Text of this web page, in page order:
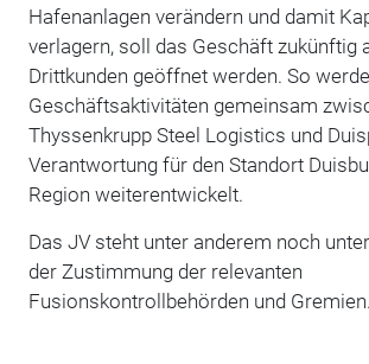
Hafenanlagen verändern und damit
verlagern, soll das Geschäft zukünftig
Drittkunden geöffnet werden. So
Geschäftsaktivitäten gemeinsam
Thyssenkrupp Steel Logistics und
Verantwortung für den Standort
Region weiterentwickelt.
Das JV steht unter anderem noch
der Zustimmung der relevanten
Fusionskontrollbehörden und Gremien.